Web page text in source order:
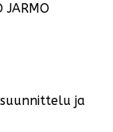
JARMO
ja